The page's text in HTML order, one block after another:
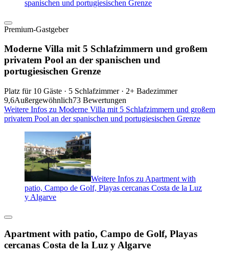
spanischen und portugiesischen Grenze
Premium-Gastgeber
Moderne Villa mit 5 Schlafzimmern und großem
privatem Pool an der spanischen und
portugiesischen Grenze
Platz für 10 Gäste · 5 Schlafzimmer · 2+ Badezimmer
9,6Außergewöhnlich73 Bewertungen
Weitere Infos zu Moderne Villa mit 5 Schlafzimmern und großem
privatem Pool an der spanischen und portugiesischen Grenze
Weitere Infos zu Apartment with
patio, Campo de Golf, Playas cercanas Costa de la Luz
y Algarve
Apartment with patio, Campo de Golf, Playas
cercanas Costa de la Luz y Algarve